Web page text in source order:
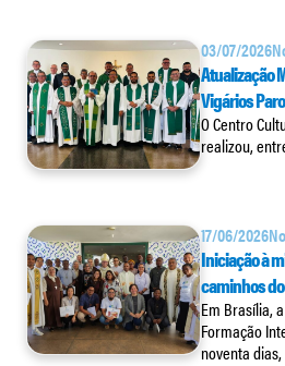
03/07/2026
Atualização
Vigários
O Centro
realizou,
17/06/2026
Iniciação à
caminhos
Em Brasília,
Formação
noventa dias,